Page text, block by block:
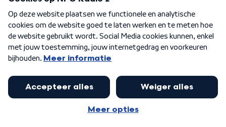
Algemene voorwaarden